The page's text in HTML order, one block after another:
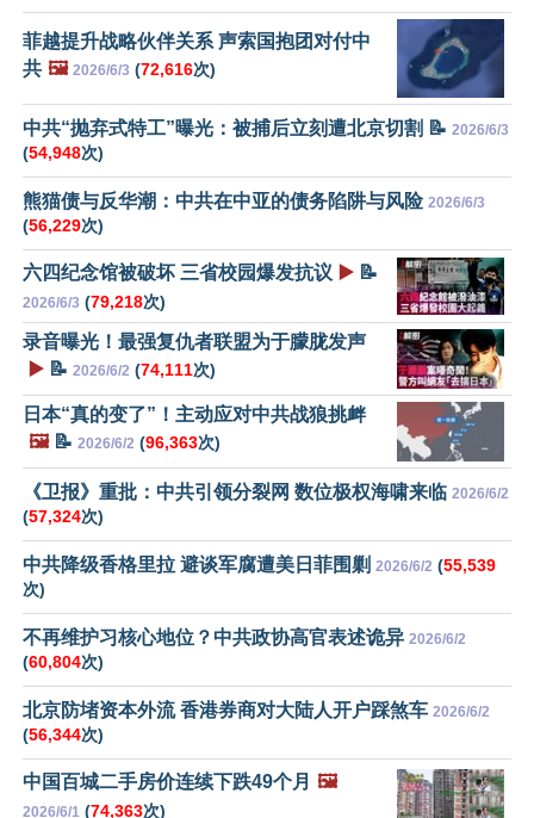
菲越提升战略伙伴关系 声索国抱团对付中
共 🖼️ 2026/6/3 (72,616次)
中共“抛弃式特工”曝光：被捕后立刻遭北京切割 📝 2026/6/3
(54,948次)
熊猫债与反华潮：中共在中亚的债务陷阱与风险 2026/6/3
(56,229次)
六四纪念馆被破坏 三省校园爆发抗议 ▶️ 📝
2026/6/3 (79,218次)
录音曝光！最强复仇者联盟为于朦胧发声
▶️ 📝 2026/6/2 (74,111次)
日本“真的变了”！主动应对中共战狼挑衅
🖼️📝 2026/6/2 (96,363次)
《卫报》重批：中共引领分裂网 数位极权海啸来临 2026/6/2
(57,324次)
中共降级香格里拉 避谈军腐遭美日菲围剿 2026/6/2 (55,539
次)
不再维护习核心地位？中共政协高官表述诡异 2026/6/2
(60,804次)
北京防堵资本外流 香港券商对大陆人开户踩煞车 2026/6/2
(56,344次)
中国百城二手房价连续下跌49个月 🖼️
2026/6/1 (74,363次)